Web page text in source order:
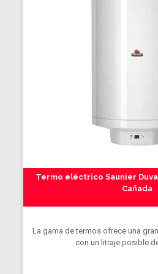
Termo eléctrico Saunier
Cañada
La gama de termos ofrece una
con un litraje posible